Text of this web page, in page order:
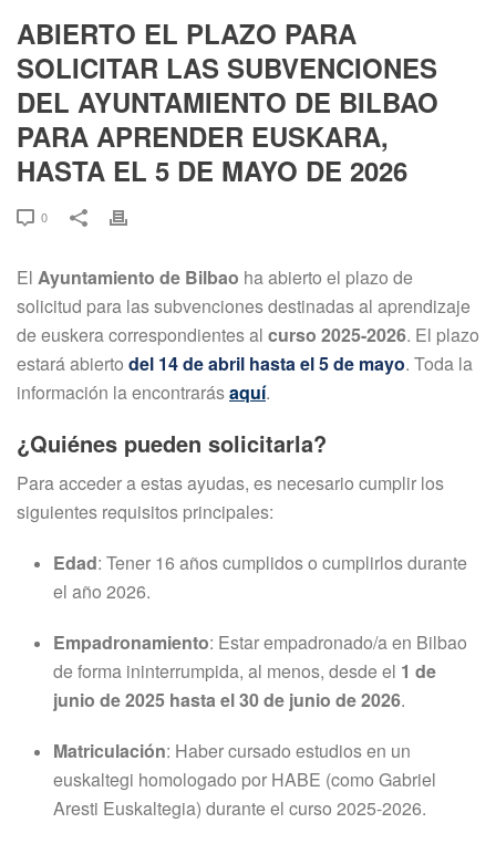
ABIERTO EL PLAZO PARA
SOLICITAR LAS SUBVENCIONES
DEL AYUNTAMIENTO DE BILBAO
PARA APRENDER EUSKARA,
HASTA EL 5 DE MAYO DE 2026
0
El Ayuntamiento de Bilbao ha abierto el plazo de
solicitud para las subvenciones destinadas al aprendizaje
de euskera correspondientes al curso 2025-2026. El plazo
estará abierto del 14 de abril hasta el 5 de mayo. Toda la
información la encontrarásaquí.
¿Quiénes pueden solicitarla?
Para acceder a estas ayudas, es necesario cumplir los
siguientes requisitos principales:
Edad: Tener 16 años cumplidos o cumplirlos durante
el año 2026.
Empadronamiento: Estar empadronado/a en Bilbao
de forma ininterrumpida, al menos, desde el 1 de
junio de 2025 hasta el 30 de junio de 2026.
Matriculación: Haber cursado estudios en un
euskaltegi homologado por HABE (como Gabriel
Aresti Euskaltegia) durante el curso 2025-2026.